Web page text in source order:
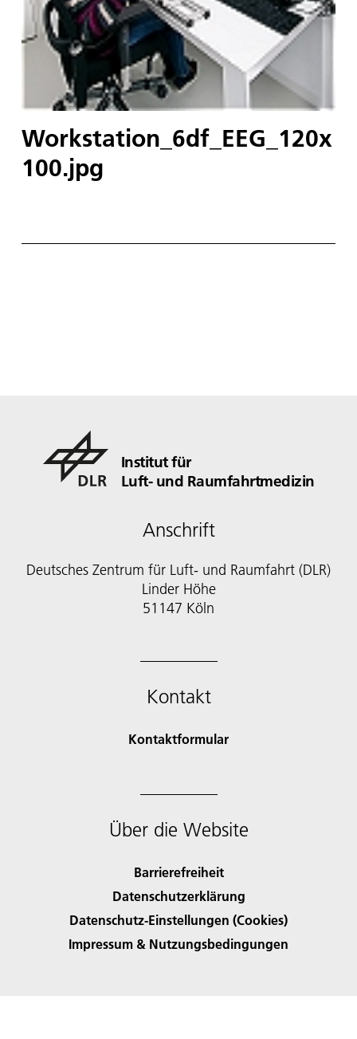
Workstation_6df_EEG_120x
100.jpg
Institut für
Luft- und Raumfahrtmedizin
Anschrift
Deutsches Zentrum für Luft- und Raumfahrt (DLR)
Linder Höhe
51147 Köln
Kontakt
Kontaktformular
Über die Website
Barrierefreiheit
Datenschutzerklärung
Datenschutz-Einstellungen (Cookies)
Impressum & Nutzungsbedingungen